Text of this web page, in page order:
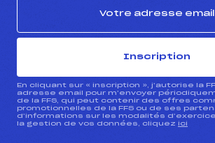
Inscription
En cliquant sur « inscription », j’autorise la
adresse email pour m’envoyer
de la FFS, qui peut contenir des offres
promotionnelles de la FFS ou de ses
d’informations sur les modalités
la gestion de vos données, cliquez ici